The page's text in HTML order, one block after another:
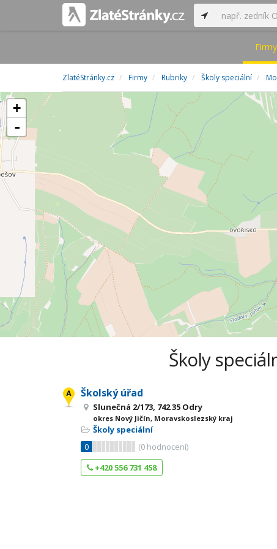
Firmy
ZlatéStránky.cz Firmy Rubriky Školy speciální
+
-
Školy
Školský úřad
Slunečná 2/173, 742 35 Odry
okres Nový Jičín, Moravskoslezský kraj
Školy speciální
0
(0 hodnocení)
+420 556 731 458